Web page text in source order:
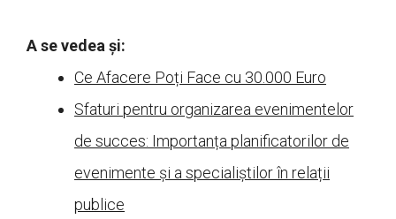
A se vedea și:
Ce Afacere Poți Face cu 30.000 Euro
Sfaturi pentru organizarea evenimentelor
de succes: Importanța planificatorilor de
evenimente și a specialiștilor în relații
publice